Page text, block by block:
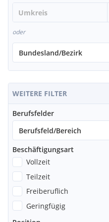
oder
Bundesland/Bezirk
WEITERE FILTER
Berufsfelder
Berufsfeld/Bereich
Beschäftigungsart
Vollzeit
Teilzeit
Freiberuflich
Geringfügig